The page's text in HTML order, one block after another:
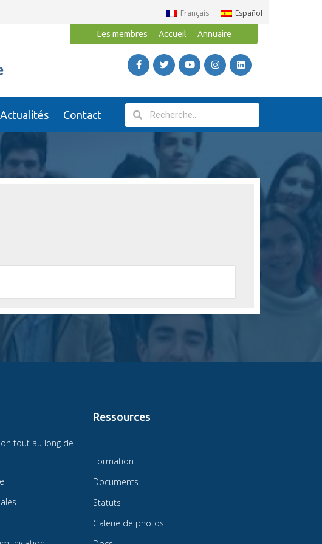
Français Español
Les membres Accueil Annuaire
Actualités Contact
tout au long de
Ressources
Formation
Documents
Statuts
Galerie de photos